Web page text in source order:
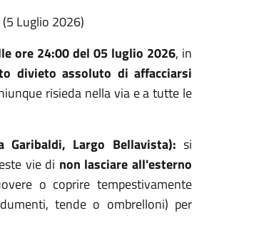
Luglio 2026)
ore 24:00 del 05 luglio 2026, in
divieto assoluto di affacciarsi
risieda nella via e a tutte le
Largo Bellavista): si
vie di non lasciare all'esterno
o coprire tempestivamente
tende o ombrelloni) per